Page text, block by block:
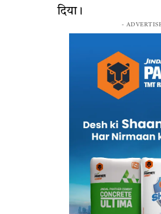
दिया।
-